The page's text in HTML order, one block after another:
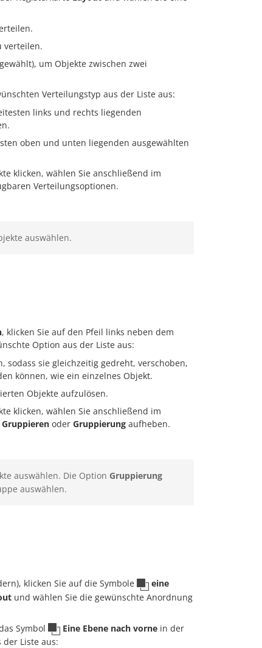
verteilen.
um Objekte zwischen zwei
Verteilungstyp aus der Liste aus:
links und rechts liegenden
oben und unten liegenden ausgewählten
klicken, wählen Sie anschließend im
Verteilungsoptionen.
auswählen.
, klicken Sie auf den Pfeil links neben dem
Option aus der Liste aus:
sodass sie gleichzeitig gedreht, verschoben,
können, wie ein einzelnes Objekt.
Objekte aufzulösen.
klicken, wählen Sie anschließend im
Gruppieren oder Gruppierung aufheben.
auswählen. Die Option Gruppierung
auswählen.
klicken Sie auf die Symbole
eine
und wählen Sie die gewünschte Anordnung
Symbol
Eine Ebene nach vorne in der
Liste aus: